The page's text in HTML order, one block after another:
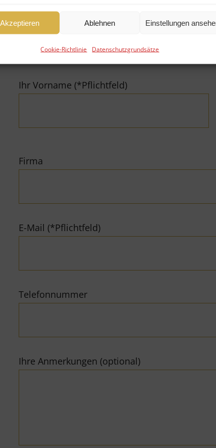
Akzeptieren Ablehnen Einstellungen
Cookie-Richtlinie Datenschutzgrundsätze
Fonds verkaufen Fonds kaufen
Ihr Vorname (*Pflichtfeld)
Firma
E-Mail (*Pflichtfeld)
Telefonnummer
Ihre Anmerkungen (optional)